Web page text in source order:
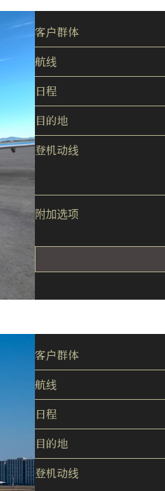
客户群体
航线
日程
目的地
登机动线
附加选项
客户群体
航线
日程
目的地
登机动线